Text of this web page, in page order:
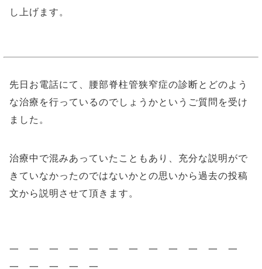
し上げます。
先日お電話にて、腰部脊柱管狭窄症の診断とどのよう
な治療を行っているのでしょうかというご質問を受け
ました。
治療中で混みあっていたこともあり、充分な説明がで
きていなかったのではないかとの思いから過去の投稿
文から説明させて頂きます。
一 一 一 一 一 一 一 一 一 一 一 一
一 一 一 一 一